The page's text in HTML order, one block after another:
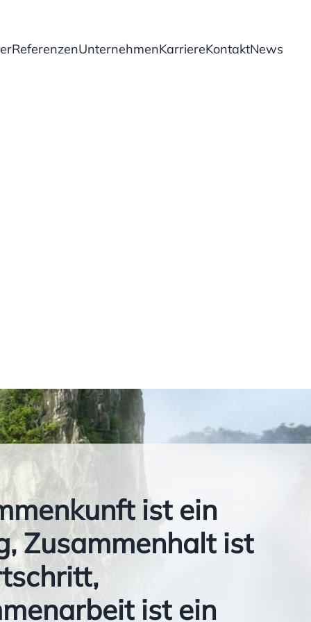
ReferenzenUnternehmenKarriereKontaktNews
ist ein
Zusammenhalt ist
ist ein